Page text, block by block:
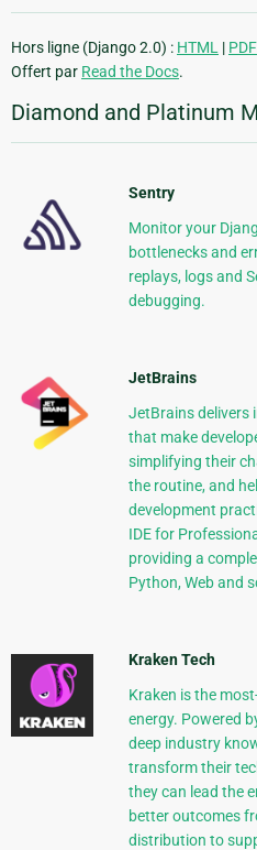
Hors ligne (Django 2.0) : HTML | PDF
Offert par Read the Docs.
Diamond and Platinum
Sentry
Monitor your
bottlenecks and
replays, logs and
debugging.
JetBrains
JetBrains delivers
that make
simplifying their
the routine, and
development
IDE for
providing a
Python, Web and
Kraken Tech
Kraken is the
energy. Powered
deep industry
transform their
they can lead the
better outcomes
distribution to